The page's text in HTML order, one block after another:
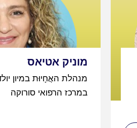
מוניק אטיאס
מנהלת האֲחָיוּת במיון
במרכז הרפואי סורוקה